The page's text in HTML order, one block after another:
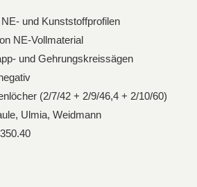
und Kunststoffprofilen
NE-Vollmaterial
und Gehrungskreissägen
(2/7/42 + 2/9/46,4 + 2/10/60)
Ulmia, Weidmann